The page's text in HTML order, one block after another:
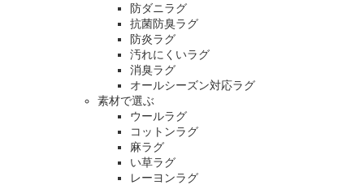
防ダニラグ
抗菌防臭ラグ
防炎ラグ
汚れにくいラグ
消臭ラグ
オールシーズン対応ラグ
素材で選ぶ
ウールラグ
コットンラグ
麻ラグ
い草ラグ
レーヨンラグ